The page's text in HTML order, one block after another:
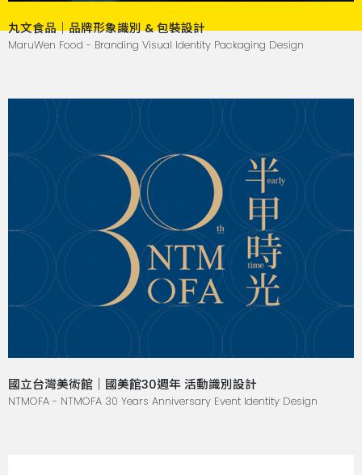
丸文食品｜品牌形象識別 & 包裝設計
MaruWen Food - Branding Visual Identity Packaging Design
國立台灣美術館｜國美館30週年 活動識別設計
NTMOFA - NTMOFA 30 Years Anniversary Event Identity Design